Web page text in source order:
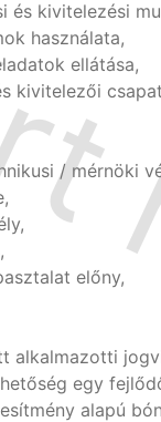
és kivitelezési
használata,
ellátása,
kivitelezői
/ mérnöki
előny,
alkalmazotti
egy
alapú